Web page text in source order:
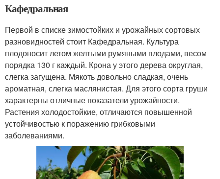
Кафедральная
Первой в списке зимостойких и урожайных сортовых
разновидностей стоит Кафедральная. Культура
плодоносит летом желтыми румяными плодами, весом
порядка 130 г каждый. Крона у этого дерева округлая,
слегка загущена. Мякоть довольно сладкая, очень
ароматная, слегка маслянистая. Для этого сорта груши
характерны отличные показатели урожайности.
Растения холодостойкие, отличаются повышенной
устойчивостью к поражению грибковыми
заболеваниями.